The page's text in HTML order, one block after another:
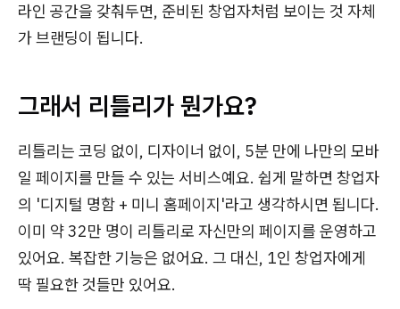
라인 공간을 갖춰두면, 준비된 창업자처럼 보이는 것 자체
가 브랜딩이 됩니다.
그래서 리틀리가 뭔가요?
리틀리는 코딩 없이, 디자이너 없이, 5분 만에 나만의 모바
일 페이지를 만들 수 있는 서비스예요. 쉽게 말하면 창업자
의 '디지털 명함 + 미니 홈페이지'라고 생각하시면 됩니다.
이미 약 32만 명이 리틀리로 자신만의 페이지를 운영하고
있어요. 복잡한 기능은 없어요. 그 대신, 1인 창업자에게
딱 필요한 것들만 있어요.